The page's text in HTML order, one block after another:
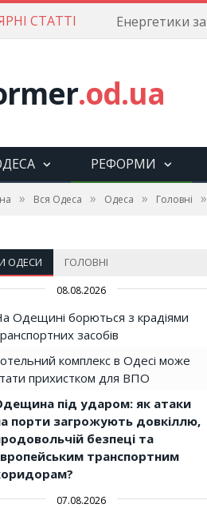
СТАТТІ
.od.ua
РЕФОРМИ
» Вся Одеса » Одеса » Головні »
ОДЕСИ ГОЛОВНІ
08.08.2026
Одещині борються з крадіями
засобів
комплекс в Одесі може
прихистком для ВПО
під ударом: як атаки
порти загрожують довкіллю,
безпеці та
транспортним
07.08.2026